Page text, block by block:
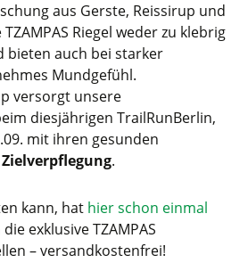
aus Gerste, Reissirup und
Riegel weder zu klebrig
bieten auch bei starker
Mundgefühl.
versorgt unsere
diesjährigen TrailRunBerlin,
mit ihren gesunden
Zielverpflegung.
kann, hat hier schon einmal
exklusive TZAMPAS
– versandkostenfrei!